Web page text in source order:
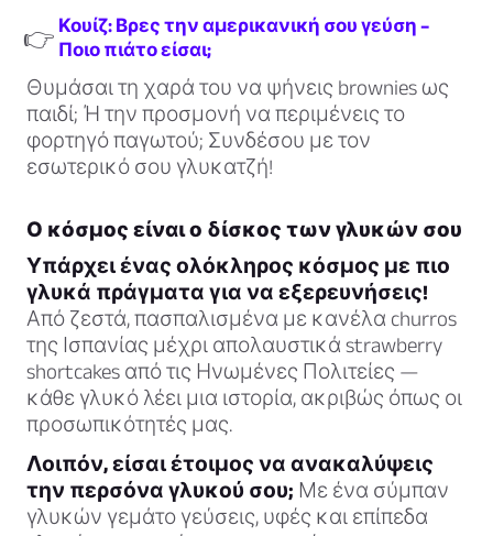
👉 Κουίζ: Βρες την αμερικανική σου γεύση –
Ποιο πιάτο είσαι;
Θυμάσαι τη χαρά του να ψήνεις brownies ως
παιδί; Ή την προσμονή να περιμένεις το
φορτηγό παγωτού; Συνδέσου με τον
εσωτερικό σου γλυκατζή!
Ο κόσμος είναι ο δίσκος των γλυκών σου
Υπάρχει ένας ολόκληρος κόσμος με πιο
γλυκά πράγματα για να εξερευνήσεις!
Από ζεστά, πασπαλισμένα με κανέλα churros
της Ισπανίας μέχρι απολαυστικά strawberry
shortcakes από τις Ηνωμένες Πολιτείες —
κάθε γλυκό λέει μια ιστορία, ακριβώς όπως οι
προσωπικότητές μας.
Λοιπόν, είσαι έτοιμος να ανακαλύψεις
την περσόνα γλυκού σου; Με ένα σύμπαν
γλυκών γεμάτο γεύσεις, υφές και επίπεδα